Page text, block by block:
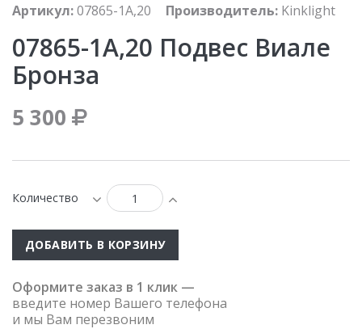
Артикул:07865-1A,20 Производитель: Kinklight
07865-1A,20 Подвес Виале
Бронза
5 300
Количество
ДОБАВИТЬ В КОРЗИНУ
Оформите заказ в 1 клик —
введите номер Вашего телефона
и мы Вам перезвоним